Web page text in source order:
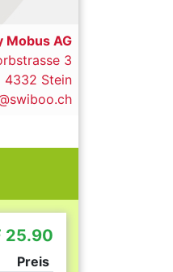
Mobus AG
3
4332 Stein
25.90
Preis